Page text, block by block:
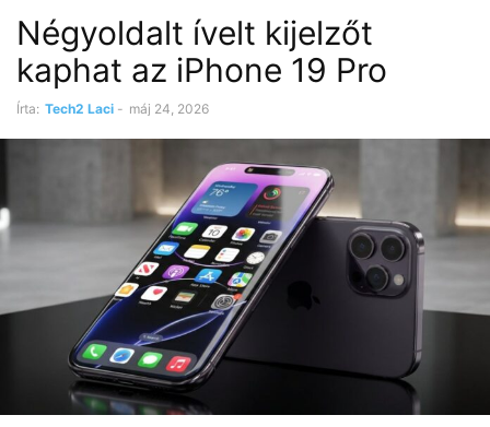
Négyoldalt ívelt kijelzőt
kaphat az iPhone 19 Pro
Írta: Tech2 Laci - máj 24, 2026